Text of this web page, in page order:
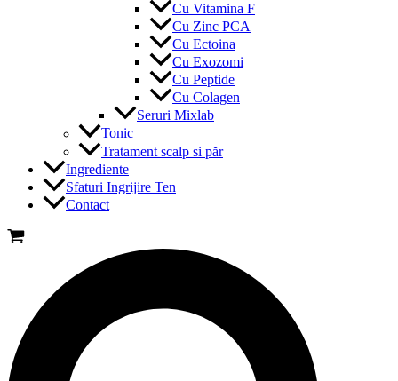
Cu Vitamina F
Cu Zinc PCA
Cu Ectoina
Cu Exozomi
Cu Peptide
Cu Colagen
Seruri Mixlab
Tonic
Tratament scalp si păr
Ingrediente
Sfaturi Ingrijire Ten
Contact